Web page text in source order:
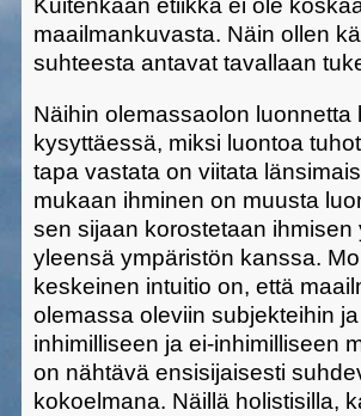
Kuitenkaan etiikka ei ole
maailmankuvasta. Näin ollen
suhteesta antavat tavallaan
Näihin olemassaolon
kysyttäessä, miksi luontoa
tapa vastata on viitata
mukaan ihminen on muusta
sen sijaan korostetaan
yleensä ympäristön kanssa.
keskeinen intuitio on, että
olemassa oleviin subjekteihin
inhimilliseen ja ei-inhimilliseen
on nähtävä ensisijaisesti
kokoelmana. Näillä holistisilla,